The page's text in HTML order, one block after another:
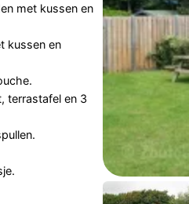
met kussen en
kussen en
terrastafel en 3